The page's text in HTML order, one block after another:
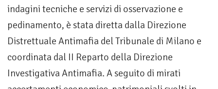
indagini tecniche e servizi di osservazione e
pedinamento, è stata diretta dalla Direzione
Distrettuale Antimafia del Tribunale di Milano e
coordinata dal II Reparto della Direzione
Investigativa Antimafia. A seguito di mirati